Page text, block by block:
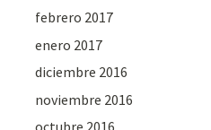
febrero 2017
enero 2017
diciembre 2016
noviembre 2016
octubre 2016